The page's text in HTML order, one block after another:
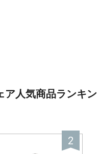
ア人気商品ランキン